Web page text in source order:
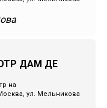
ДАМ ДЕ
на
ул. Мельникова